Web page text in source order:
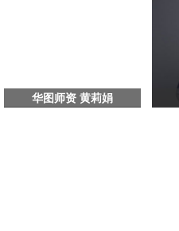
华图师资 黄莉娟